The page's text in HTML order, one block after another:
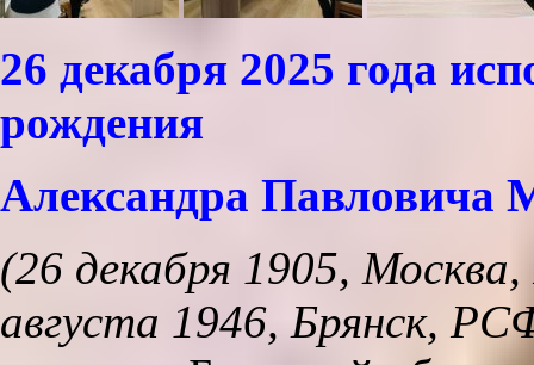
26 декабря 2025 года
рождения
Александра Павловича
(26 декабря 1905,
августа 1946, Брянск,